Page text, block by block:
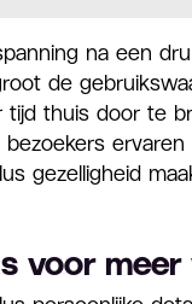
na een
de
thuis door te
gezelligheid
voor